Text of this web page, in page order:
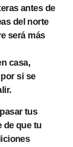
antes de
del norte
será más
casa,
si se
tus
de que tu